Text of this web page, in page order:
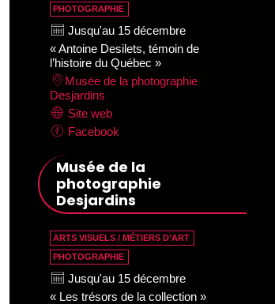
PHOTOGRAPHIE
Jusqu'au 15 décembre
« Antoine Desilets, témoin de
l’histoire du Québec »
Musée de la photographie
Desjardins
Site web
Facebook
Musée de la
photographie
Desjardins
ARTS VISUELS / MÉTIERS D’ART
PHOTOGRAPHIE
Jusqu'au 15 décembre
« Les trésors de la collection »